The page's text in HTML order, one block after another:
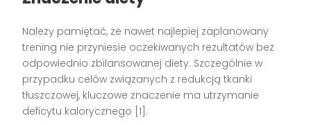
Należy pamiętać, że nawet najlepiej zaplanowany
trening nie przyniesie oczekiwanych rezultatów bez
odpowiednio zbilansowanej diety. Szczególnie w
przypadku celów związanych z redukcją tkanki
tłuszczowej, kluczowe znaczenie ma utrzymanie
deficytu kalorycznego [1].